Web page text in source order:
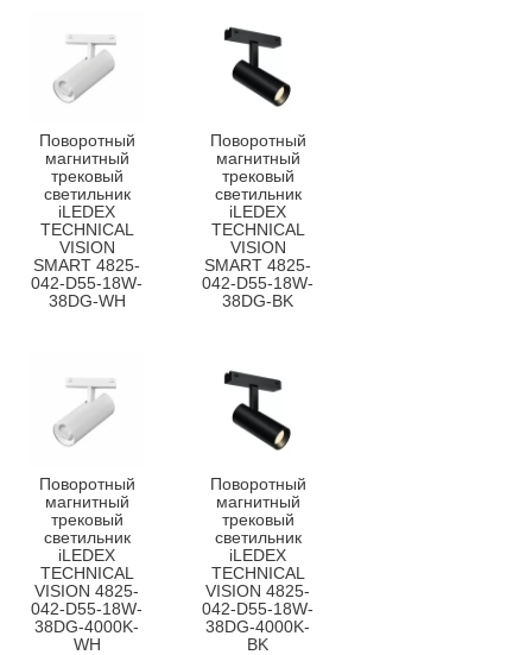
Поворотный
магнитный
трековый
светильник
iLEDEX
TECHNICAL
VISION
SMART 4825-
042-D55-18W-
38DG-WH
Поворотный
магнитный
трековый
светильник
iLEDEX
TECHNICAL
VISION
SMART 4825-
042-D55-18W-
38DG-BK
Поворотный
магнитный
трековый
светильник
iLEDEX
TECHNICAL
VISION 4825-
042-D55-18W-
38DG-4000K-
WH
Поворотный
магнитный
трековый
светильник
iLEDEX
TECHNICAL
VISION 4825-
042-D55-18W-
38DG-4000K-
BK